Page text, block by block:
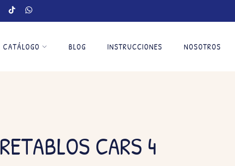
CATÁLOGO BLOG INSTRUCCIONES NOSOTROS
RETABLOS CARS 4